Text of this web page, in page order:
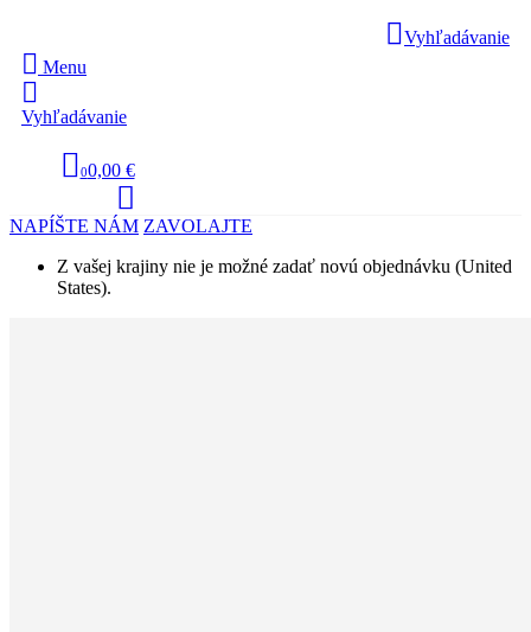
Vyhľadávanie
Menu
Vyhľadávanie
00,00 €
NAPÍŠTE NÁM ZAVOLAJTE
Z vašej krajiny nie je možné zadať novú objednávku (United
States).